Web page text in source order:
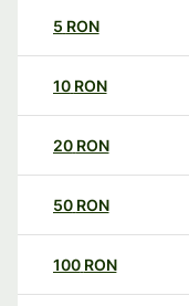
5 RON
10 RON
20 RON
50 RON
100 RON